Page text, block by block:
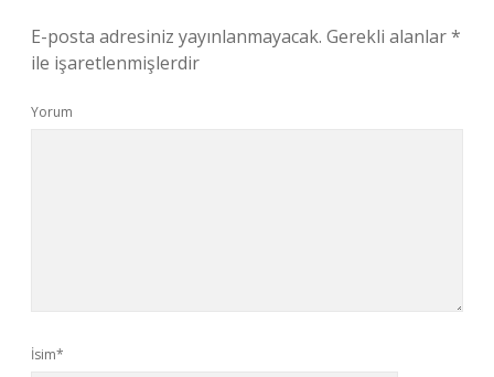
E-posta adresiniz yayınlanmayacak. Gerekli alanlar*
ile işaretlenmişlerdir
Yorum
İsim*